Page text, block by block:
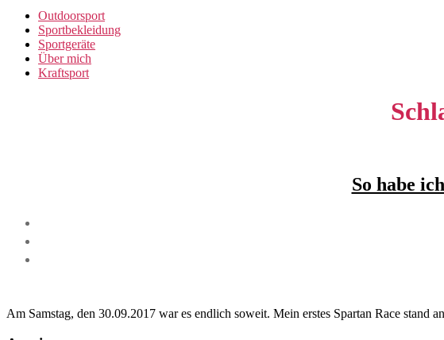
Outdoorsport
Sportbekleidung
Sportgeräte
Über mich
Kraftsport
So habe
Am Samstag, den 30.09.2017 war es endlich soweit. Mein erstes Spartan Race